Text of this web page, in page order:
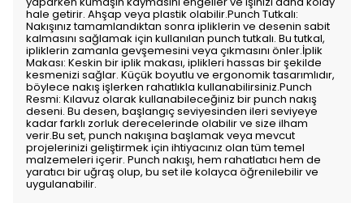
hale getirir. Ahşap veya plastik olabilir.Punch Tutkalı:
Nakışınız tamamlandıktan sonra ipliklerin ve desenin sabit
kalmasını sağlamak için kullanılan punch tutkalı. Bu tutkal,
ipliklerin zamanla gevşemesini veya çıkmasını önler.İplik
Makası: Keskin bir iplik makası, iplikleri hassas bir şekilde
kesmenizi sağlar. Küçük boyutlu ve ergonomik tasarımlıdır,
böylece nakış işlerken rahatlıkla kullanabilirsiniz.Punch
Resmi: Kılavuz olarak kullanabileceğiniz bir punch nakış
deseni. Bu desen, başlangıç seviyesinden ileri seviyeye
kadar farklı zorluk derecelerinde olabilir ve size ilham
verir.Bu set, punch nakışına başlamak veya mevcut
projelerinizi geliştirmek için ihtiyacınız olan tüm temel
malzemeleri içerir. Punch nakışı, hem rahatlatıcı hem de
yaratıcı bir uğraş olup, bu set ile kolayca öğrenilebilir ve
uygulanabilir.